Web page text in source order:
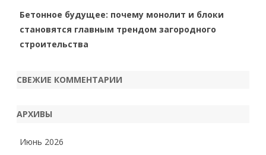
Бетонное будущее: почему монолит и блоки
становятся главным трендом загородного
строительства
СВЕЖИЕ КОММЕНТАРИИ
АРХИВЫ
Июнь 2026